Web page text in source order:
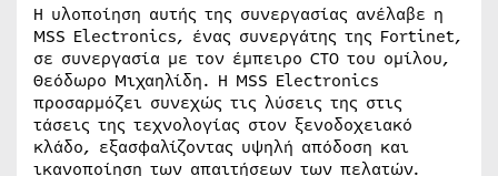
Η υλοποίηση αυτής της συνεργασίας ανέλαβε η
MSS Electronics, ένας συνεργάτης της Fortinet,
σε συνεργασία με τον έμπειρο CTO του ομίλου,
Θεόδωρο Μιχαηλίδη. Η MSS Electronics
προσαρμόζει συνεχώς τις λύσεις της στις
τάσεις της τεχνολογίας στον ξενοδοχειακό
κλάδο, εξασφαλίζοντας υψηλή απόδοση και
ικανοποίηση των απαιτήσεων των πελατών.